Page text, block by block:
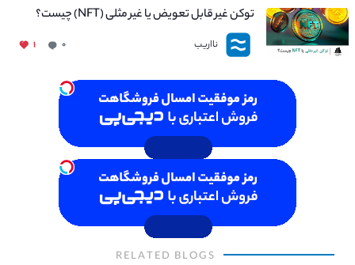
توکن غیر قابل تعویض یا غیر مثلی (NFT) چیست؟
نااریب ۰ ۱
RELATED BLOGS